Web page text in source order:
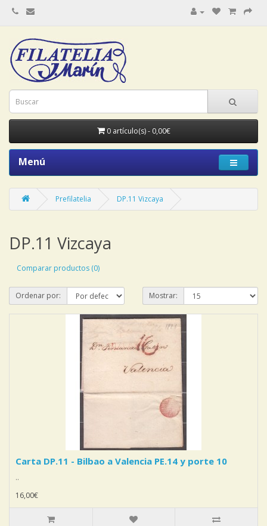
0 artículo(s) - 0,00€
Menú
Prefilatelia DP.11 Vizcaya
DP.11 Vizcaya
Comparar productos (0)
Ordenar por: Mostrar:
Carta DP.11 - Bilbao a Valencia PE.14 y porte 10
..
16,00€